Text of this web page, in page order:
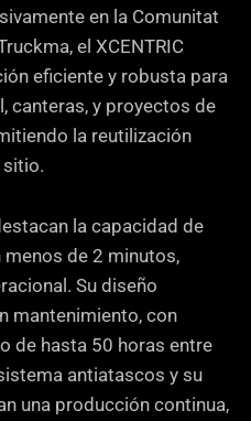
en la Comunitat
el XCENTRIC
eficiente y robusta para
canteras, y proyectos de
la reutilización
sitio.
la capacidad de
de 2 minutos,
Su diseño
mantenimiento, con
de hasta 50 horas entre
antiatascos y su
una producción continua,